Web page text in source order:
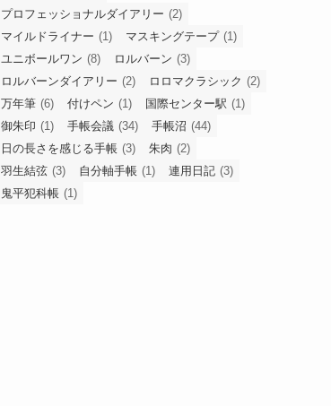
プロフェッショナルダイアリー (2)
マイルドライナー (1) マスキングテープ (1)
ユニボールワン (8) ロルバーン (3)
ロルバーンダイアリー (2) ロロマクラシック (2)
万年筆 (6) 付けペン (1) 国際センター駅 (1)
御朱印 (1) 手帳会議 (34) 手帳沼 (44)
日の長さを感じる手帳 (3) 朱肉 (2)
羽生結弦 (3) 自分軸手帳 (1) 連用日記 (3)
鬼平犯科帳 (1)